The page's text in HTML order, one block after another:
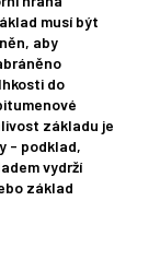
musí být
aby
do
základu je
- podklad,
vydrží
základ